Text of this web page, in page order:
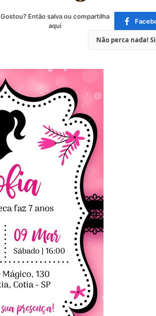
Gostou? Então salva ou compartilha
aqui
Não perca nada!